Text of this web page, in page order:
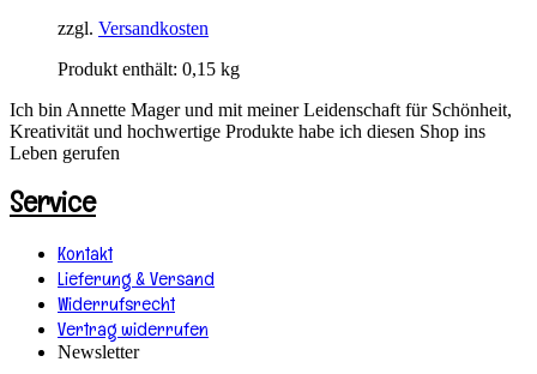
zzgl. Versandkosten
Produkt enthält: 0,15 kg
Ich bin Annette Mager und mit meiner Leidenschaft für Schönheit,
Kreativität und hochwertige Produkte habe ich diesen Shop ins
Leben gerufen
Service
Kontakt
Lieferung & Versand
Widerrufsrecht
Vertrag widerrufen
Newsletter